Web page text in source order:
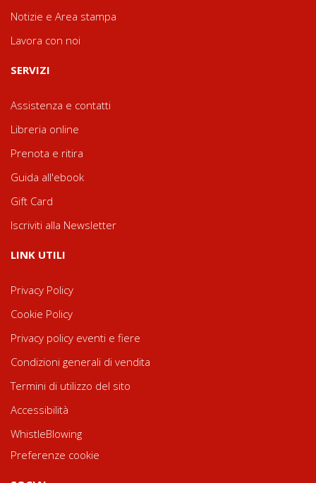
Notizie e Area stampa
Lavora con noi
SERVIZI
Assistenza e contatti
Libreria online
Prenota e ritira
Guida all'ebook
Gift Card
Iscriviti alla Newsletter
LINK UTILI
Privacy Policy
Cookie Policy
Privacy policy eventi e fiere
Condizioni generali di vendita
Termini di utilizzo del sito
Accessibilità
WhistleBlowing
Preferenze cookie